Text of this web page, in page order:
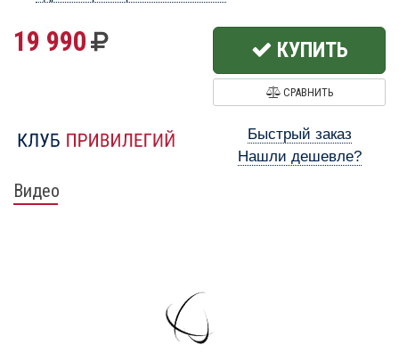
19 990 КУПИТЬ
СРАВНИТЬ
Быстрый заказ
Нашли дешевле?
Видео